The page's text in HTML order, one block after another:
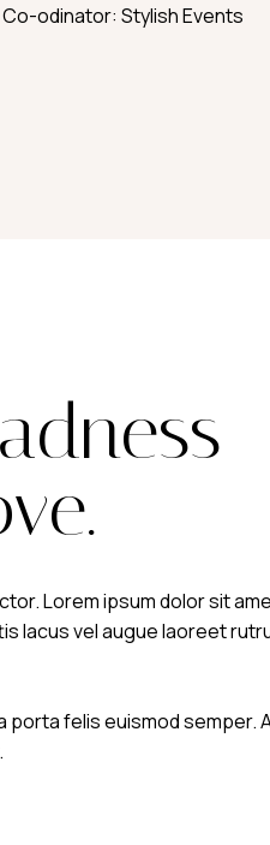
odinator: Stylish Events
Lorem ipsum dolor sit
lacus vel augue laoreet
felis euismod semper.